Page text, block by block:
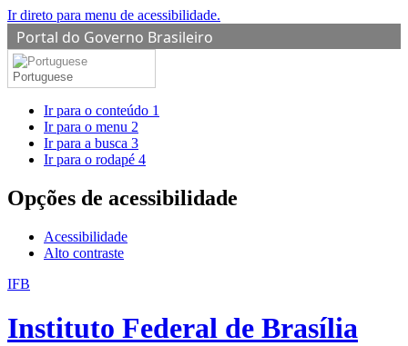
Ir direto para menu de acessibilidade.
Portal do Governo Brasileiro
Portuguese
Ir para o conteúdo 1
Ir para o menu 2
Ir para a busca 3
Ir para o rodapé 4
Opções de acessibilidade
Acessibilidade
Alto contraste
IFB
Instituto Federal de Brasília